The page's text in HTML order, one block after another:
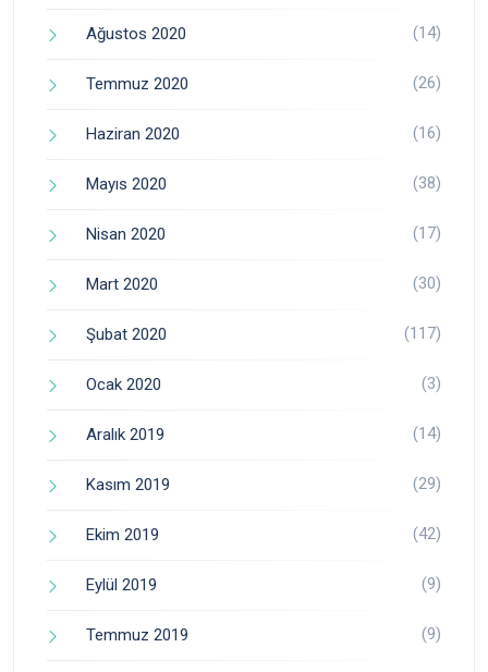
Ağustos 2020 (14)
Temmuz 2020 (26)
Haziran 2020 (16)
Mayıs 2020 (38)
Nisan 2020 (17)
Mart 2020 (30)
Şubat 2020 (117)
Ocak 2020 (3)
Aralık 2019 (14)
Kasım 2019 (29)
Ekim 2019 (42)
Eylül 2019 (9)
Temmuz 2019 (9)